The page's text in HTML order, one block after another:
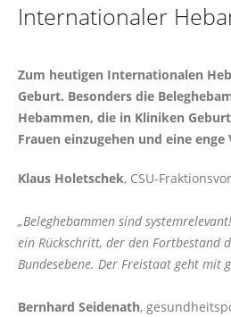
Internationaler
Zum heutigen Internationalen
Geburt. Besonders die
Hebammen, die in Kliniken
Frauen einzugehen und eine
Klaus Holetschek, CSU-
Beleghebammen sind
ein Rückschritt, der den Fortbestand
Bundesebene. Der Freistaat geht mit
Bernhard Seidenath,